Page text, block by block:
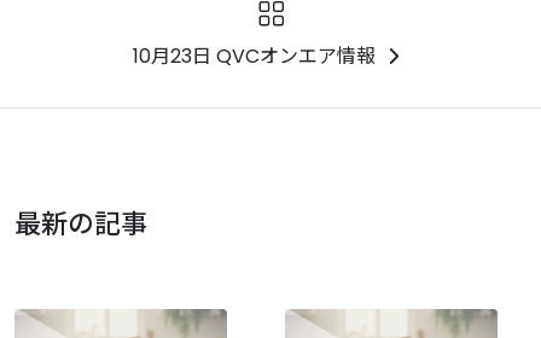
10月23日 QVCオンエア情報
最新の記事